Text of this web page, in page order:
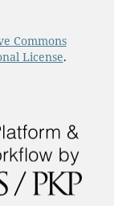
Commons
License.